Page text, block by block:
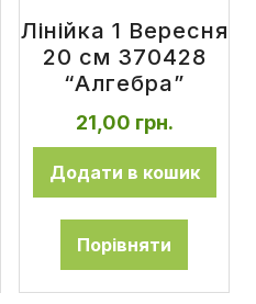
Лінійка 1 Вересня
20 см 370428
“Алгебра”
21,00 грн.
Додати в кошик
Порівняти